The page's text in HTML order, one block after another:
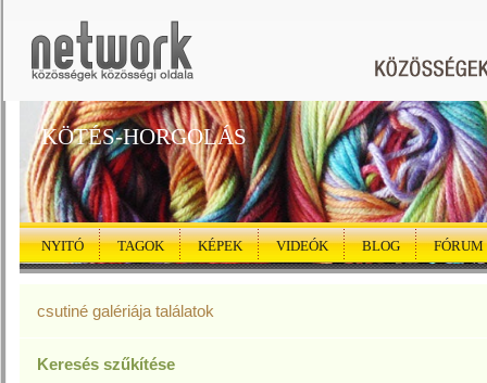
KÖTÉS-HORGOLÁS
NYITÓ TAGOK KÉPEK VIDEÓK BLOG FÓRUM
csutiné galériája találatok
Keresés szűkítése